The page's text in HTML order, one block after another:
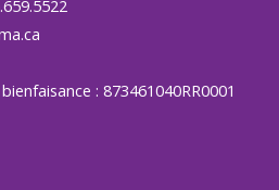
: 873461040RR0001